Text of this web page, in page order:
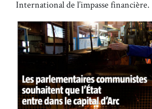
International de l’impasse financière.